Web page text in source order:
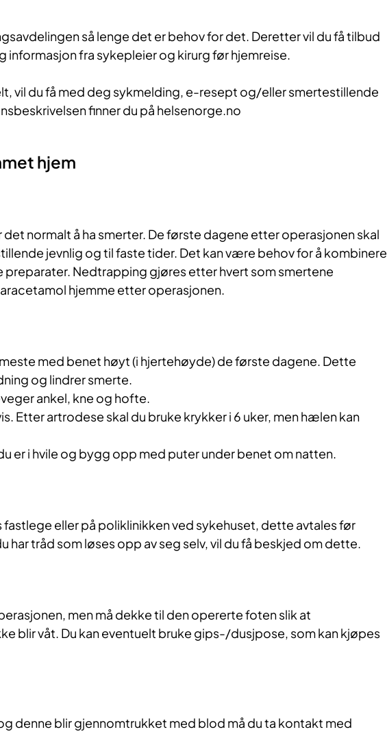
så lenge det er behov for det. Deretter vil du få tilbud
informasjon fra sykepleier og kirurg før hjemreise.
vil du få med deg sykmelding, e-resept og/eller smertestillende
finner du på helsenorge.no
hjem
normalt å ha smerter. De første dagene etter operasjonen skal
jevnlig og til faste tider. Det kan være behov for å kombinere
preparater. Nedtrapping gjøres etter hvert som smertene
hjemme etter operasjonen.
med benet høyt (i hjertehøyde) de første dagene. Dette
og lindrer smerte.
ankel, kne og hofte.
Etter artrodese skal du bruke krykker i 6 uker, men hælen kan
er i hvile og bygg opp med puter under benet om natten.
fastlege eller på poliklinikken ved sykehuset, dette avtales før
har tråd som løses opp av seg selv, vil du få beskjed om dette.
men må dekke til den opererte foten slik at
blir våt. Du kan eventuelt bruke gips-/dusjpose, som kan kjøpes
denne blir gjennomtrukket med blod må du ta kontakt med